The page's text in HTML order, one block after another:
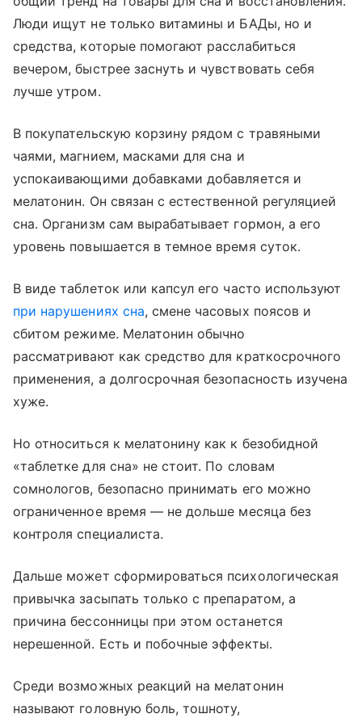
Люди ищут не только витамины и БАДы, но и
средства, которые помогают расслабиться
вечером, быстрее заснуть и чувствовать себя
лучше утром.
В покупательскую корзину рядом с травяными
чаями, магнием, масками для сна и
успокаивающими добавками добавляется и
мелатонин. Он связан с естественной регуляцией
сна. Организм сам вырабатывает гормон, а его
уровень повышается в темное время суток.
В виде таблеток или капсул его часто используют
при нарушениях сна, смене часовых поясов и
сбитом режиме. Мелатонин обычно
рассматривают как средство для краткосрочного
применения, а долгосрочная безопасность изучена
хуже.
Но относиться к мелатонину как к безобидной
«таблетке для сна» не стоит. По словам
сомнологов, безопасно принимать его можно
ограниченное время — не дольше месяца без
контроля специалиста.
Дальше может сформироваться психологическая
привычка засыпать только с препаратом, а
причина бессонницы при этом останется
нерешенной. Есть и побочные эффекты.
Среди возможных реакций на мелатонин
называют головную боль, тошноту,